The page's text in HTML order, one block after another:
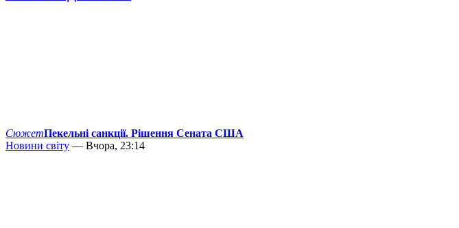
СюжетПекельні санкції. Рішення Сената США
Новини світу — Вчора, 23:14